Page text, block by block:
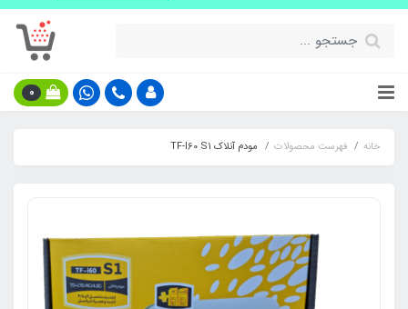
0
خانه فهرست محصولات مودم آنلاک TF-I60 S1